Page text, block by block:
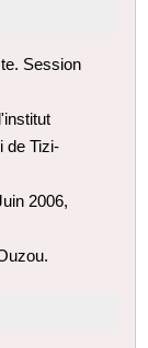
Session
de Tizi-
2006,